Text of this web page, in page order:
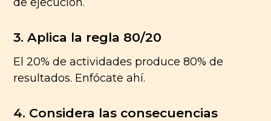
3. Aplica la regla 80/20
El 20% de actividades produce 80% de
resultados. Enfócate ahí.
4. Considera las consecuencias